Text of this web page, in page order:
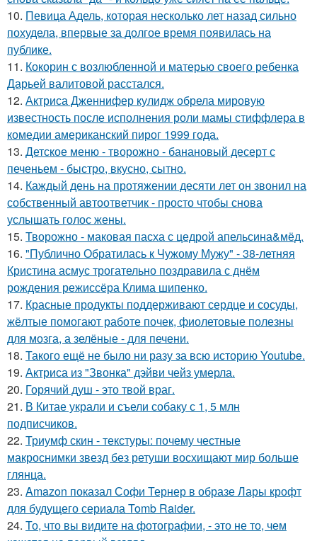
10. Певица Адель, которая несколько лет назад сильно
похудела, впервые за долгое время появилась на
публике.
11. Кокорин с возлюбленной и матерью своего ребенка
Дарьей валитовой расстался.
12. Актриса Дженнифер кулидж обрела мировую
известность после исполнения роли мамы стиффлера в
комедии американский пирог 1999 года.
13. Детское меню - творожно - банановый десерт с
печеньем - быстро, вкусно, сытно.
14. Каждый день на протяжении десяти лет он звонил на
собственный автоответчик - просто чтобы снова
услышать голос жены.
15. Творожно - маковая пасха с цедрой апельсина&мёд.
16. "Публично Обратилась к Чужому Мужу" - 38-летняя
Кристина асмус трогательно поздравила с днём
рождения режиссёра Клима шипенко.
17. Красные продукты поддерживают сердце и сосуды,
жёлтые помогают работе почек, фиолетовые полезны
для мозга, а зелёные - для печени.
18. Такого ещё не было ни разу за всю историю Youtube.
19. Актриса из "Звонка" дэйви чейз умерла.
20. Горячий душ - это твой враг.
21. В Китае украли и съели собаку с 1, 5 млн
подписчиков.
22. Триумф скин - текстуры: почему честные
макроснимки звезд без ретуши восхищают мир больше
глянца.
23. Amazon показал Софи Тернер в образе Лары крофт
для будущего сериала Tomb Raider.
24. То, что вы видите на фотографии, - это не то, чем